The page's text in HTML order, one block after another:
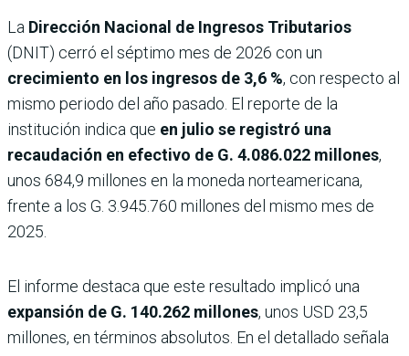
La Dirección Nacional de Ingresos Tributarios
(DNIT) cerró el séptimo mes de 2026 con un
crecimiento en los ingresos de 3,6 %, con respecto al
mismo periodo del año pasado. El reporte de la
institución indica que en julio se registró una
recaudación en efectivo de G. 4.086.022 millones,
unos 684,9 millones en la moneda norteamericana,
frente a los G. 3.945.760 millones del mismo mes de
2025.
El informe destaca que este resultado implicó una
expansión de G. 140.262 millones, unos USD 23,5
millones, en términos absolutos. En el detallado señala